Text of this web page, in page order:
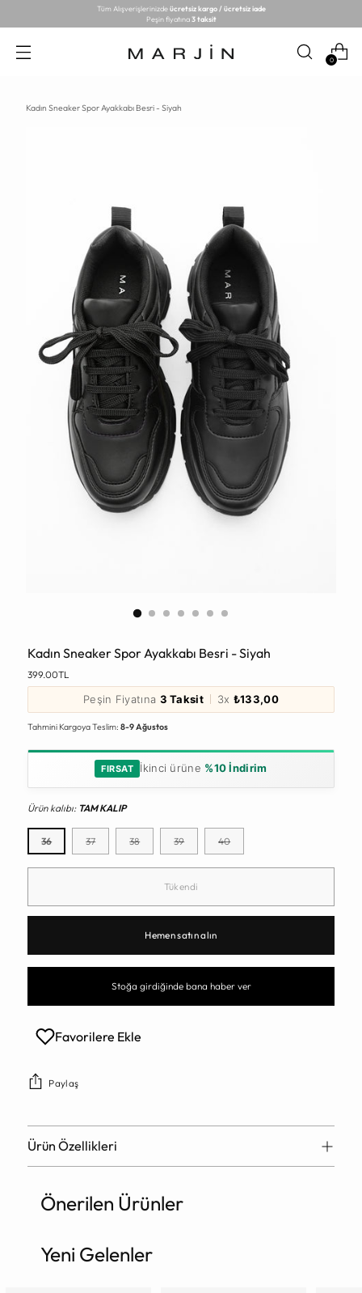
Tüm Alışverişlerinizdeücretsiz kargo / ücretsiz iade
Peşin fiyatına3 taksit
0
Kadın Sneaker Spor Ayakkabı Besri - Siyah
Kadın Sneaker Spor Ayakkabı Besri - Siyah
Normal
Fiyat
399.00TL
Peşin Fiyatına 3 Taksit 3x ₺133,00
Tahmini Kargoya Teslim:8-9 Ağustos
FIRSAT İkinci ürüne %10 İndirim
Ürün kalıbı: TAM KALIP
36 37 38 39 40
Tükendi
Hemen satın alın
Stoğa girdiğinde bana haber ver
Favorilere Ekle
Paylaş
Ürün Özellikleri
Ürün
sepete
Önerilen Ürünler
Yeni Gelenler